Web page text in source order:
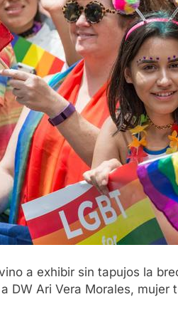
a exhibir sin tapujos la
a DW Ari Vera Morales,